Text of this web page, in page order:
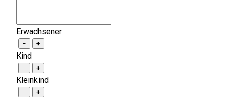
Erwachsener
− +
Kind
− +
Kleinkind
− +